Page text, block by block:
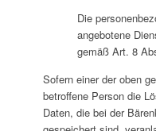
Die
angebotene
gemäß Art. 8
Sofern einer der oben
betroffene Person die
Daten, die bei der